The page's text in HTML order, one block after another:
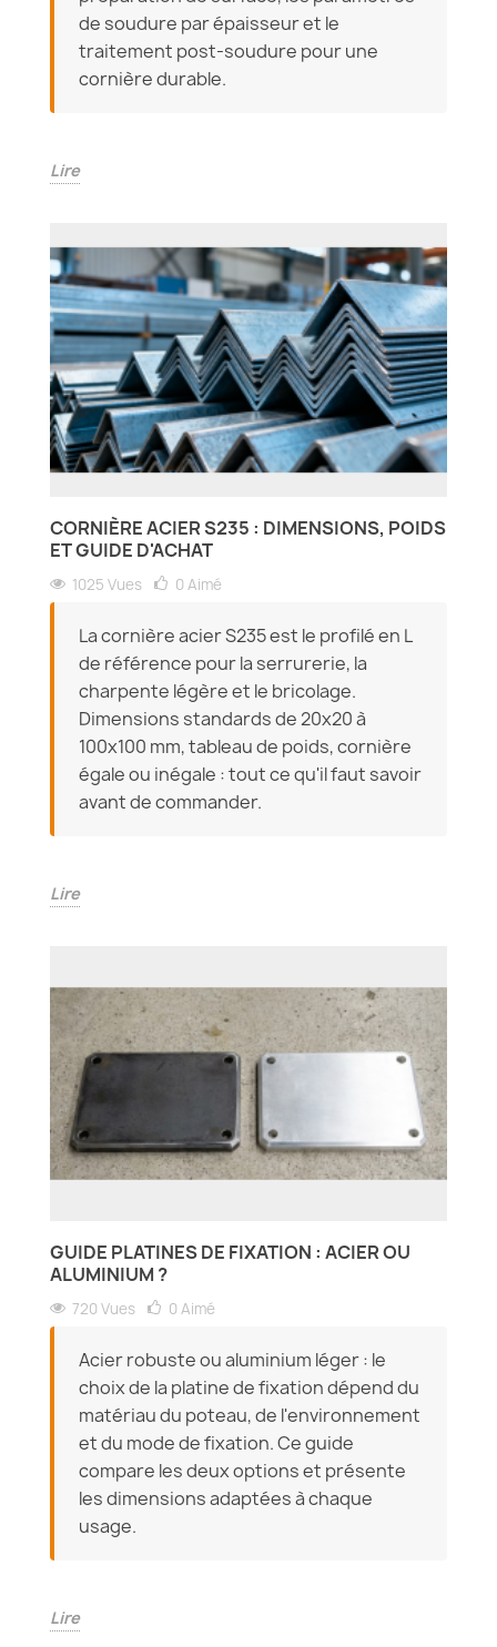
de soudure par épaisseur et le
traitement post-soudure pour une
cornière durable.
Lire
CORNIÈRE ACIER S235 : DIMENSIONS, POIDS
ET GUIDE D'ACHAT
1025 Vues 0 Aimé
La cornière acier S235 est le profilé en L
de référence pour la serrurerie, la
charpente légère et le bricolage.
Dimensions standards de 20x20 à
100x100 mm, tableau de poids, cornière
égale ou inégale : tout ce qu'il faut savoir
avant de commander.
Lire
GUIDE PLATINES DE FIXATION : ACIER OU
ALUMINIUM ?
720 Vues 0 Aimé
Acier robuste ou aluminium léger : le
choix de la platine de fixation dépend du
matériau du poteau, de l'environnement
et du mode de fixation. Ce guide
compare les deux options et présente
les dimensions adaptées à chaque
usage.
Lire